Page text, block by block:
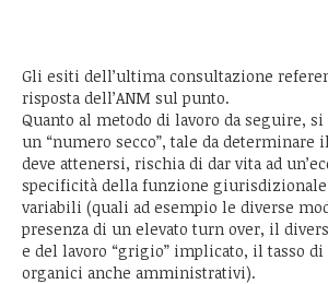
Gli esiti dell’ultima consultazione
risposta dell’ANM sul punto.
Quanto al metodo di lavoro da seguire,
un “numero secco”, tale da
deve attenersi, rischia di dar vita ad
specificità della funzione
variabili (quali ad esempio le diverse
presenza di un elevato turn over, il
e del lavoro “grigio” implicato, il tasso
organici anche amministrativi).